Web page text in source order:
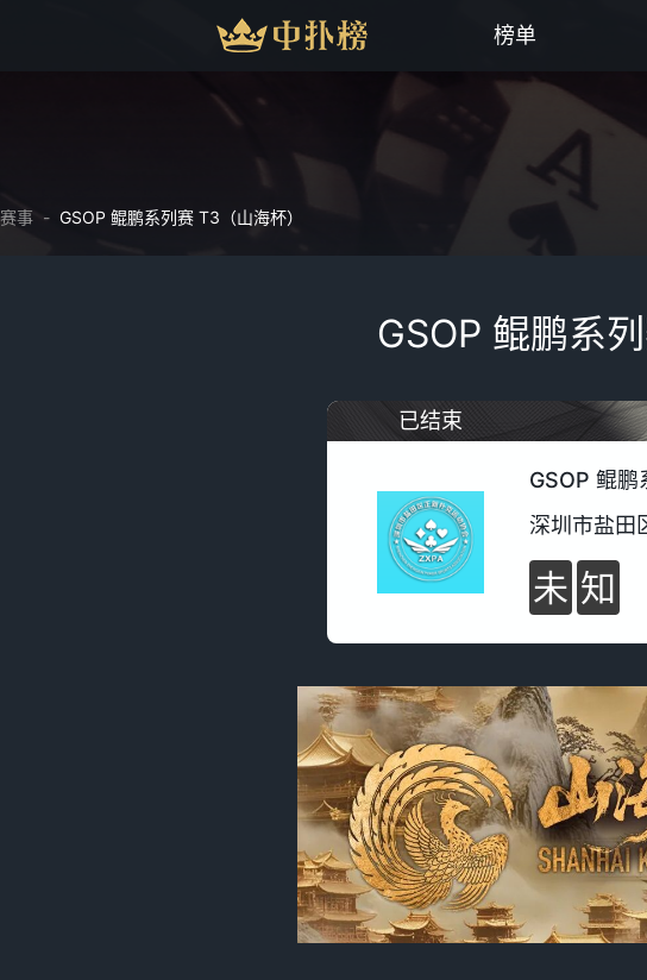
榜单
赛事 - GSOP 鲲鹏系列赛 T3（山海杯）
GSOP 鲲鹏系
已结束
GSOP 鲲鹏
深圳市盐田
未 知